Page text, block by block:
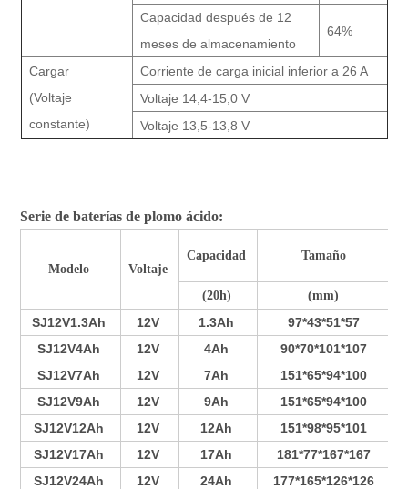
Capacidad después de 12
meses de almacenamiento
64%
Cargar
(Voltaje
constante)
Corriente de carga inicial inferior a 26 A
Voltaje 14,4-15,0 V
Voltaje 13,5-13,8 V
Serie de baterías de plomo ácido:
Modelo Voltaje
Capacidad Tamaño
(20h) (mm)
SJ12V1.3Ah 12V 1.3Ah
97*43*51*57
SJ12V4Ah
12V 4Ah
90*70*101*107
SJ12V7Ah
12V 7Ah
151*65*94*100
SJ12V9Ah
12V 9Ah
151*65*94*100
SJ12V12Ah
12V 12Ah
151*98*95*101
SJ12V17Ah
12V 17Ah
181*77*167*167
SJ12V24Ah
12V 24Ah
177*165*126*126